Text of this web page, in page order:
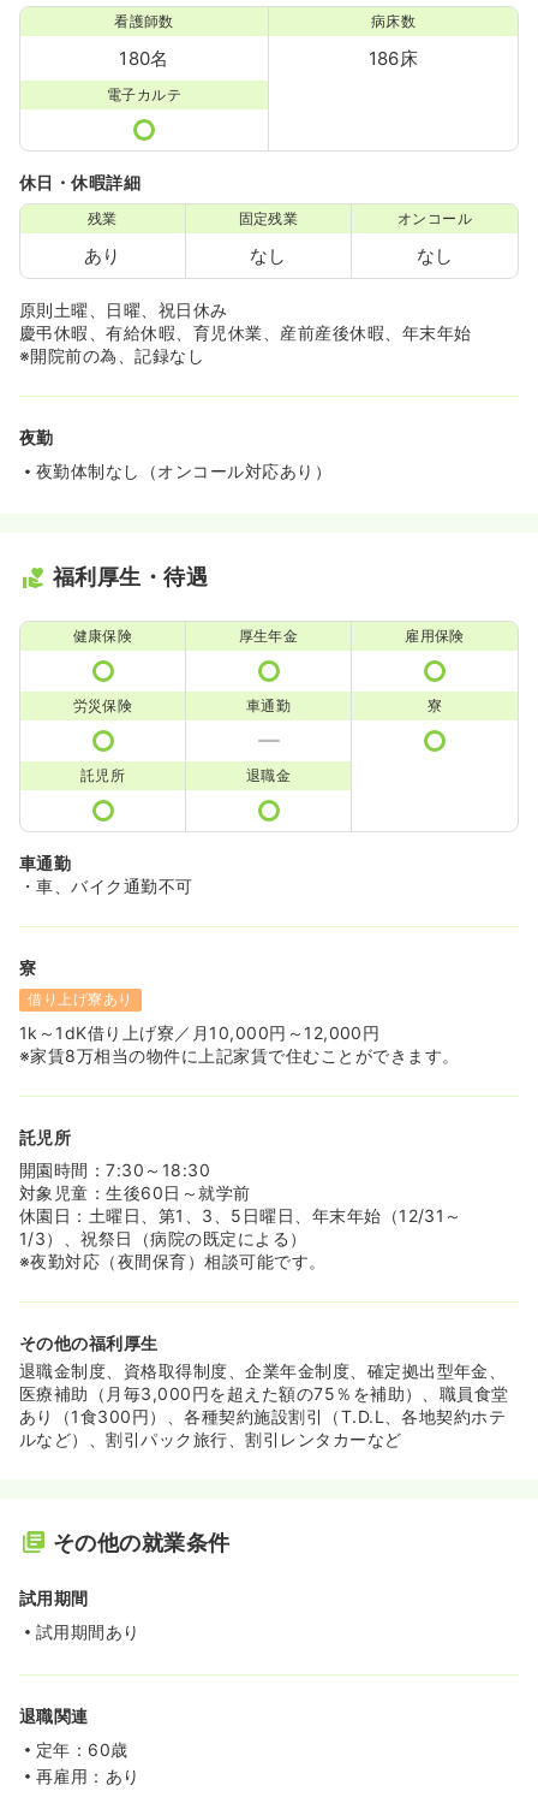
看護師数
180名
病床数
186床
電子カルテ
休日・休暇詳細
残業
あり
固定残業
なし
オンコール
なし
原則土曜、日曜、祝日休み
慶弔休暇、有給休暇、育児休業、産前産後休暇、年末年始
※開院前の為、記録なし
夜勤
夜勤体制なし（オンコール対応あり）
福利厚生・待遇
健康保険 厚生年金 雇用保険
労災保険 車通勤 寮
託児所 退職金
車通勤
・車、バイク通勤不可
寮
借り上げ寮あり
1k～1dK借り上げ寮／月10,000円～12,000円
※家賃8万相当の物件に上記家賃で住むことができます。
託児所
開園時間：7:30～18:30
対象児童：生後60日～就学前
休園日：土曜日、第1、3、5日曜日、年末年始（12/31～
1/3）、祝祭日（病院の既定による）
※夜勤対応（夜間保育）相談可能です。
その他の福利厚生
退職金制度、資格取得制度、企業年金制度、確定拠出型年金、
医療補助（月毎3,000円を超えた額の75％を補助）、職員食堂
あり（1食300円）、各種契約施設割引（T.D.L、各地契約ホテ
ルなど）、割引パック旅行、割引レンタカーなど
その他の就業条件
試用期間
試用期間あり
退職関連
定年：60歳
再雇用：あり